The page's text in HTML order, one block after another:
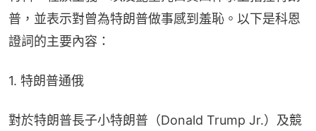
普，並表示對曾為特朗普做事感到羞恥。以下是科恩
證詞的主要內容：
1. 特朗普通俄
對於特朗普長子小特朗普（Donald Trump Jr.）及競